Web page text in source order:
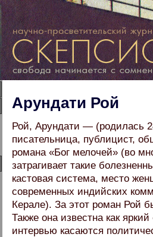
Арундати Рой
Рой, Арундати — (родилась
писательница, публицист,
романа «Бог мелочей» (во
затрагивает такие
кастовая система, место
современных индийских
Керале). За этот роман Рой
Также она известна как
интервью касаются